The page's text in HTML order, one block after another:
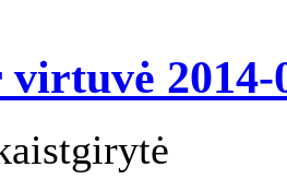
virtuvė 2014-